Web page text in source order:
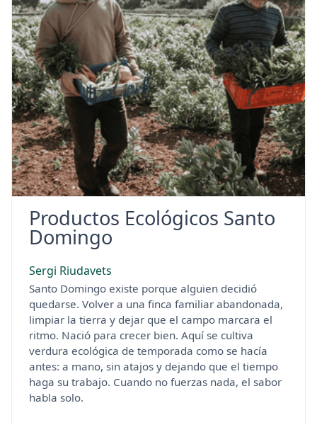
Productos Ecológicos Santo
Domingo
Sergi Riudavets
Santo Domingo existe porque alguien decidió
quedarse. Volver a una finca familiar abandonada,
limpiar la tierra y dejar que el campo marcara el
ritmo. Nació para crecer bien. Aquí se cultiva
verdura ecológica de temporada como se hacía
antes: a mano, sin atajos y dejando que el tiempo
haga su trabajo. Cuando no fuerzas nada, el sabor
habla solo.